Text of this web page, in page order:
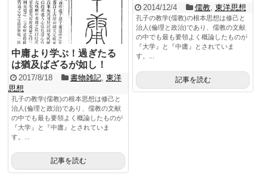
中庸より学ぶ！過ぎたる
は猶及ばざるが如し！
2017/8/18 書物雑記, 東洋
思想
孔子の教学(儒教)の根本思想は修己と
治人(倫理と政治)であり、儒教の文献
の中でも最も要領よく概論したものが
『大学』と『中庸』とされていま
す。...
記事を読む
2014/12/4 儒教, 東洋思想
孔子の教学(儒教)の根本思想は修己と
治人(倫理と政治)であり、儒教の文献
の中でも最も要領よく概論したものが
『大学』と『中庸』とされていま
す。...
記事を読む